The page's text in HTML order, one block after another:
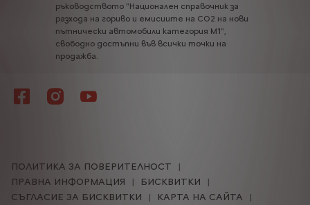
ръководството "Национален справочник за
разхода на гориво и емисиите на CO2 на нови
пътнически автомобили категория М1",
свободно достъпни във всички точки на
продажба.
ПОЛИТИКА ЗА ПОВЕРИТЕЛНОСТ
ПРАВНА ИНФОРМАЦИЯ
БИСКВИТКИ
СЪГЛАСИЕ ЗА БИСКВИТКИ
КАРТА НА САЙТА